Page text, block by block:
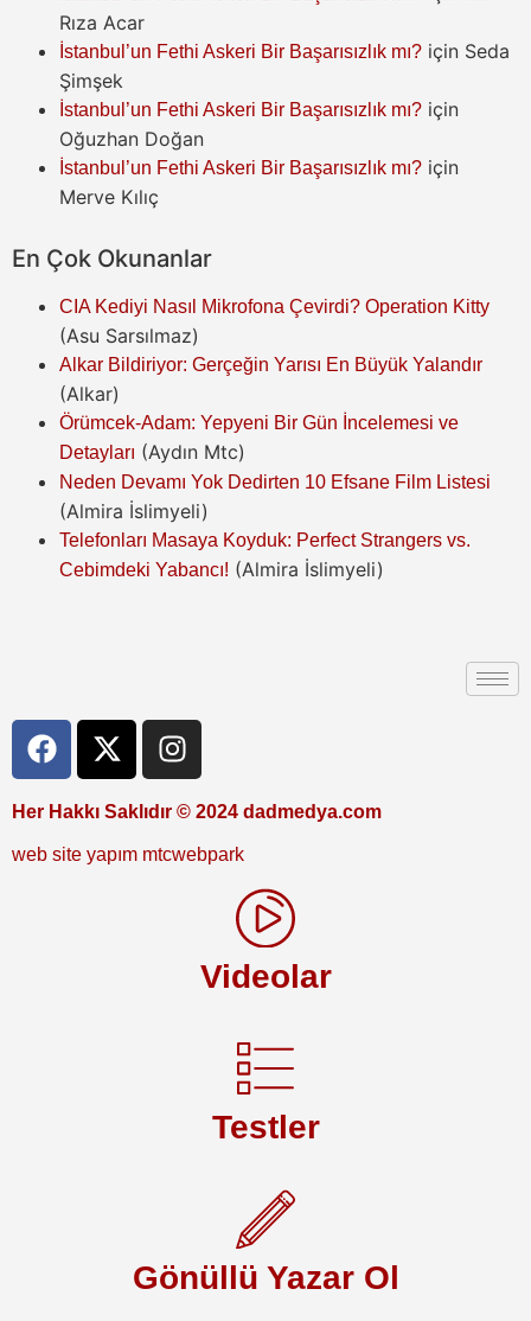
Rıza Acar
İstanbul’un Fethi Askeri Bir Başarısızlık mı? için Seda
Şimşek
İstanbul’un Fethi Askeri Bir Başarısızlık mı? için
Oğuzhan Doğan
İstanbul’un Fethi Askeri Bir Başarısızlık mı? için
Merve Kılıç
En Çok Okunanlar
CIA Kediyi Nasıl Mikrofona Çevirdi? Operation Kitty
(Asu Sarsılmaz)
Alkar Bildiriyor: Gerçeğin Yarısı En Büyük Yalandır
(Alkar)
Örümcek-Adam: Yepyeni Bir Gün İncelemesi ve
Detayları (Aydın Mtc)
Neden Devamı Yok Dedirten 10 Efsane Film Listesi
(Almira İslimyeli)
Telefonları Masaya Koyduk: Perfect Strangers vs.
Cebimdeki Yabancı! (Almira İslimyeli)
Her Hakkı Saklıdır © 2024 dadmedya.com
web site yapım mtcwebpark
Videolar
Testler
Gönüllü Yazar Ol